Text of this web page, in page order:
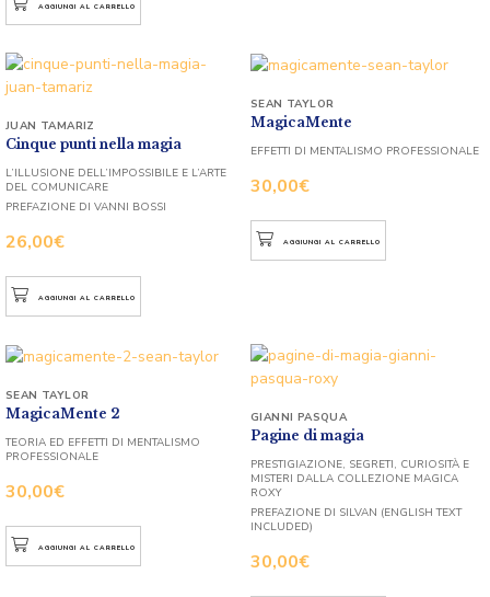
AGGIUNGI AL CARRELLO
Cinque punti nella magia
26,00€
JUAN TAMARIZ
L’ILLUSIONE DELL’IMPOSSIBILE E L’ARTE
DEL COMUNICARE
PREFAZIONE DI VANNI BOSSI
AGGIUNGI AL CARRELLO
MagicaMente
30,00€
SEAN TAYLOR
EFFETTI DI MENTALISMO PROFESSIONALE
AGGIUNGI AL CARRELLO
MagicaMente 2
30,00€
SEAN TAYLOR
TEORIA ED EFFETTI DI MENTALISMO
PROFESSIONALE
AGGIUNGI AL CARRELLO
Pagine di magia
30,00€
GIANNI PASQUA
PRESTIGIAZIONE, SEGRETI, CURIOSITÀ E
MISTERI DALLA COLLEZIONE MAGICA
ROXY
PREFAZIONE DI SILVAN (ENGLISH TEXT
INCLUDED)